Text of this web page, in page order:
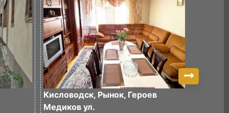
Кисловодск, Рынок, Героев
Медиков ул.